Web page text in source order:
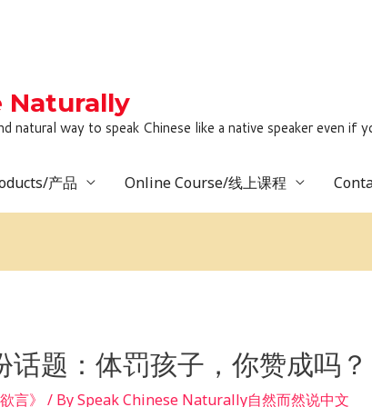
Naturally
way to speak Chinese like a native speaker even if
产品 Online Course/线上课程
话题：体罚孩子，你赞成吗？
言》 / BySpeak Chinese Naturally自然而然说中文